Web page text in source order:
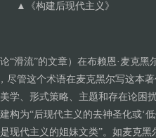
▲ 《构建后现代主义》
“滑流”的文章）在布赖恩·麦克黑
尽管这个术语在麦克黑尔写这本
学、形式策略、主题和存在论困
构为“后现代主义的去神圣化或‘
现代主义的姐妹文类”。如麦克黑